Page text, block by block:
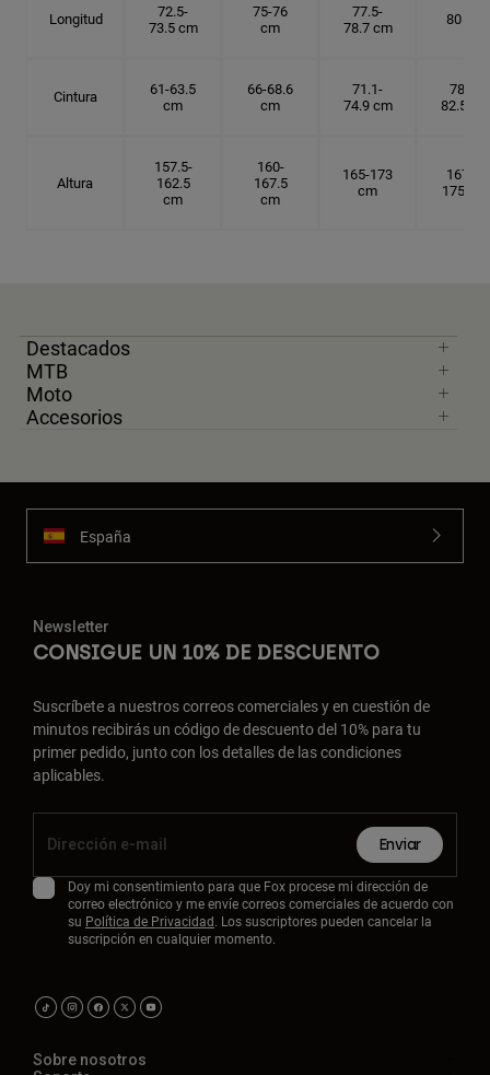
Longitud
72.5-
73.5 cm
75-76
cm
77.5-
78.7 cm
80 cm
Cintura
61-63.5
cm
66-68.6
cm
71.1-
74.9 cm
78.7-
82.5 cm
Altura
157.5-
162.5
cm
160-
167.5
cm
165-173
cm
167.5-
175 cm
Destacados
MTB
Moto
Accesorios
España
Newsletter
CONSIGUE UN 10% DE DESCUENTO
Suscríbete a nuestros correos comerciales y en cuestión de
minutos recibirás un código de descuento del 10% para tu
primer pedido, junto con los detalles de las condiciones
aplicables.
Enviar
Doy mi consentimiento para que Fox procese mi dirección de
correo electrónico y me envíe correos comerciales de acuerdo con
su Política de Privacidad. Los suscriptores pueden cancelar la
suscripción en cualquier momento.
Sobre nosotros